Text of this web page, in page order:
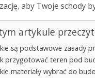
aby Twoje schody
artykule
są podstawowe zasady
przygotować teren pod
materiały wybrać do